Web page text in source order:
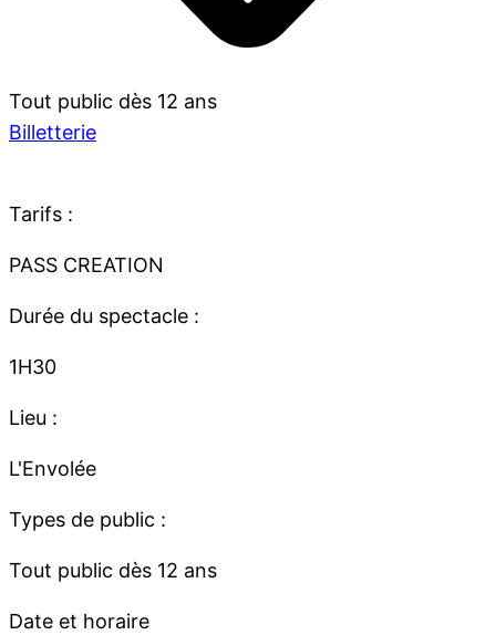
Tout public dès 12 ans
Billetterie
Tarifs :
PASS CREATION
Durée du spectacle :
1H30
Lieu :
L'Envolée
Types de public :
Tout public dès 12 ans
Date et horaire